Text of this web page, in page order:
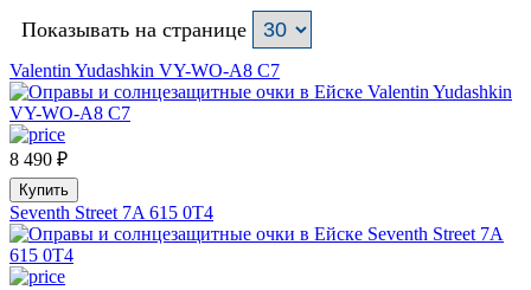
Показывать на странице
Valentin Yudashkin VY-WO-A8 C7
8 490 ₽
Купить
Seventh Street 7A 615 0T4